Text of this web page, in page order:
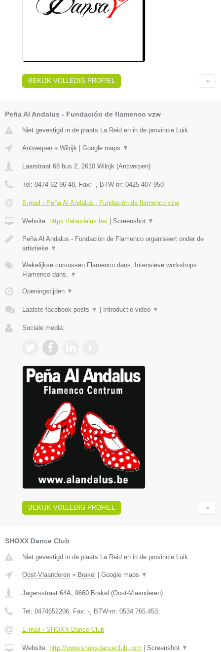
BEKIJK VOLLEDIG PROFIEL
Peña Al Andalus - Fundación de flamenco vzw
Niet gevestigd in de plaats La Reid en in de provincie Luik.
Antwerpen » Wilrijk | Google maps ▼
Laarstraat 68 bus 2 2610 Wilrijk (Antwerpen)
Tel: 0474 62 96 48 , Fax: - , BTW-nr: 0425 407 950
E-mail › Peña Al Andalus - Fundación de flamenco vzw
Website: https://alandalus.be/ | Screenshot ▼
Peña Al Andalus - Fundación de Flamenco organiseert onder de
artistieke ▼
Wekelijkse cursussen Flamenco dans, Intensieve workshops
Flamenco dans,
▼
Openingstijden ▼
Laatste facebook posts ▼ | Introductie video ▼
Sociale media:
BEKIJK VOLLEDIG PROFIEL
SHOXX Dance Club
Niet gevestigd in de plaats La Reid en in de provincie Luik.
Oost-Vlaanderen » Brakel | Google maps ▼
Jagersstraat 64A 9660 Brakel (Oost-Vlaanderen)
Tel: 0474652206 , Fax: - , BTW-nr: 0534.765.453.
E-mail › SHOXX Dance Club
Website: http://www.shoxxdanceclub.com | Screenshot ▼